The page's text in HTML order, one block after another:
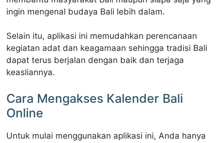
ingin mengenal budaya Bali lebih dalam.
Selain itu, aplikasi ini memudahkan perencanaan
kegiatan adat dan keagamaan sehingga tradisi Bali
dapat terus berjalan dengan baik dan terjaga
keasliannya.
Cara Mengakses Kalender Bali
Online
Untuk mulai menggunakan aplikasi ini, Anda hanya